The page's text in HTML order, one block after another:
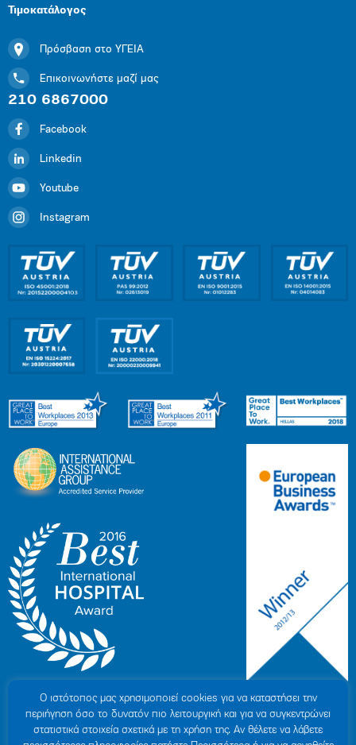
Τιμοκατάλογος
Πρόσβαση στο ΥΓΕΙΑ
Επικοινωνήστε μαζί μας
210 6867000
Facebook
Linkedin
Youtube
Instagram
Ο ιστότοπoς μας χρησιμοποιεί cookies για να καταστήσει την
περιήγηση όσο το δυνατόν πιο λειτουργική και για να συγκεντρώνει
στατιστικά στοιχεία σχετικά με τη χρήση της. Αν θέλετε να λάβετε